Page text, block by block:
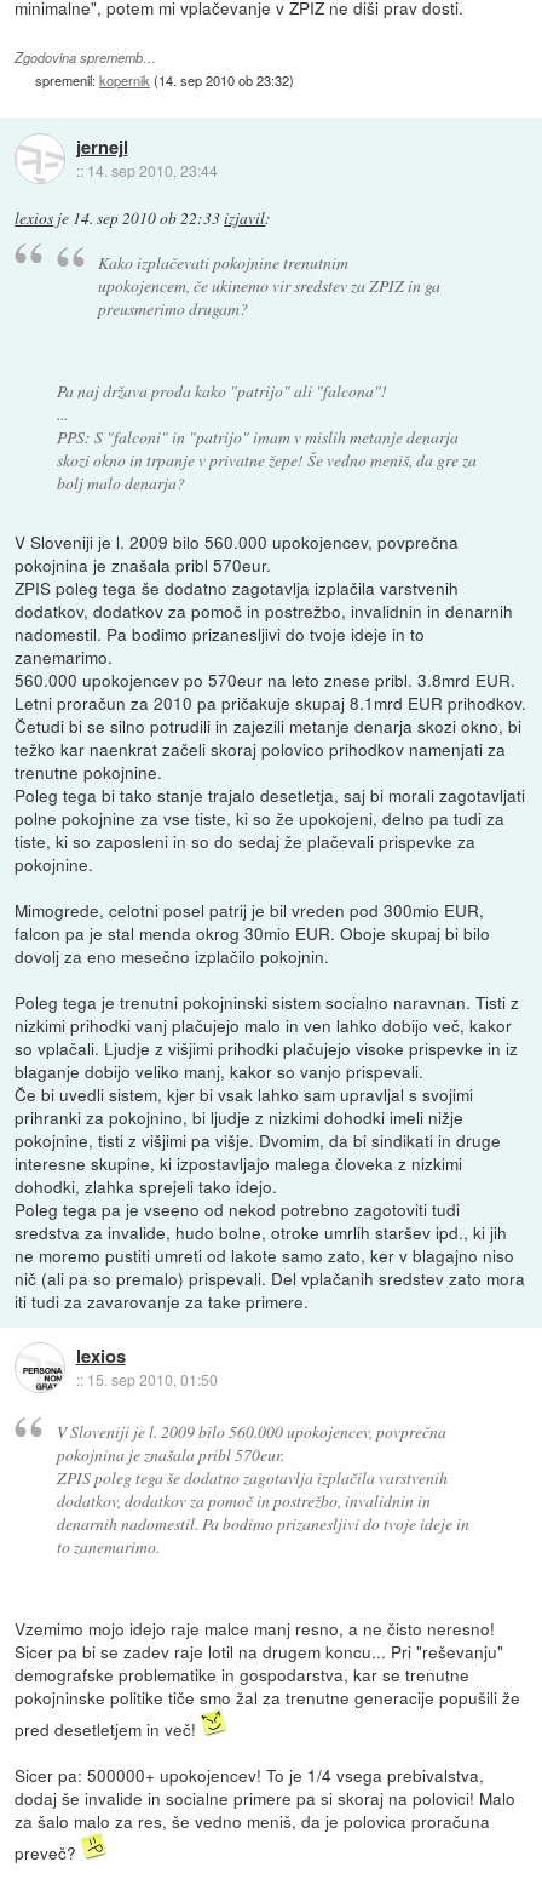
minimalne", potem mi vplačevanje v ZPIZ ne diši prav dosti.
Zgodovina sprememb…
spremenil:kopernik(14. sep 2010 ob 23:32)
jernejl
:: 14. sep 2010, 23:44
lexios je 14. sep 2010 ob 22:33izjavil:
Kako izplačevati pokojnine trenutnim
upokojencem, če ukinemo vir sredstev za ZPIZ in ga
preusmerimo drugam?
Pa naj država proda kako "patrijo" ali "falcona"!
...
PPS: S "falconi" in "patrijo" imam v mislih metanje denarja
skozi okno in trpanje v privatne žepe! Še vedno meniš, da gre za
bolj malo denarja?
V Sloveniji je l. 2009 bilo 560.000 upokojencev, povprečna
pokojnina je znašala pribl 570eur.
ZPIS poleg tega še dodatno zagotavlja izplačila varstvenih
dodatkov, dodatkov za pomoč in postrežbo, invalidnin in denarnih
nadomestil. Pa bodimo prizanesljivi do tvoje ideje in to
zanemarimo.
560.000 upokojencev po 570eur na leto znese pribl. 3.8mrd EUR.
Letni proračun za 2010 pa pričakuje skupaj 8.1mrd EUR prihodkov.
Četudi bi se silno potrudili in zajezili metanje denarja skozi okno, bi
težko kar naenkrat začeli skoraj polovico prihodkov namenjati za
trenutne pokojnine.
Poleg tega bi tako stanje trajalo desetletja, saj bi morali zagotavljati
polne pokojnine za vse tiste, ki so že upokojeni, delno pa tudi za
tiste, ki so zaposleni in so do sedaj že plačevali prispevke za
pokojnine.
Mimogrede, celotni posel patrij je bil vreden pod 300mio EUR,
falcon pa je stal menda okrog 30mio EUR. Oboje skupaj bi bilo
dovolj za eno mesečno izplačilo pokojnin.
Poleg tega je trenutni pokojninski sistem socialno naravnan. Tisti z
nizkimi prihodki vanj plačujejo malo in ven lahko dobijo več, kakor
so vplačali. Ljudje z višjimi prihodki plačujejo visoke prispevke in iz
blaganje dobijo veliko manj, kakor so vanjo prispevali.
Če bi uvedli sistem, kjer bi vsak lahko sam upravljal s svojimi
prihranki za pokojnino, bi ljudje z nizkimi dohodki imeli nižje
pokojnine, tisti z višjimi pa višje. Dvomim, da bi sindikati in druge
interesne skupine, ki izpostavljajo malega človeka z nizkimi
dohodki, zlahka sprejeli tako idejo.
Poleg tega pa je vseeno od nekod potrebno zagotoviti tudi
sredstva za invalide, hudo bolne, otroke umrlih staršev ipd., ki jih
ne moremo pustiti umreti od lakote samo zato, ker v blagajno niso
nič (ali pa so premalo) prispevali. Del vplačanih sredstev zato mora
iti tudi za zavarovanje za take primere.
lexios
:: 15. sep 2010, 01:50
V Sloveniji je l. 2009 bilo 560.000 upokojencev, povprečna
pokojnina je znašala pribl 570eur.
ZPIS poleg tega še dodatno zagotavlja izplačila varstvenih
dodatkov, dodatkov za pomoč in postrežbo, invalidnin in
denarnih nadomestil. Pa bodimo prizanesljivi do tvoje ideje in
to zanemarimo.
Vzemimo mojo idejo raje malce manj resno, a ne čisto neresno!
Sicer pa bi se zadev raje lotil na drugem koncu... Pri "reševanju"
demografske problematike in gospodarstva, kar se trenutne
pokojninske politike tiče smo žal za trenutne generacije popušili že
pred desetletjem in več!
Sicer pa: 500000+ upokojencev! To je 1/4 vsega prebivalstva,
dodaj še invalide in socialne primere pa si skoraj na polovici! Malo
za šalo malo za res, še vedno meniš, da je polovica proračuna
preveč?